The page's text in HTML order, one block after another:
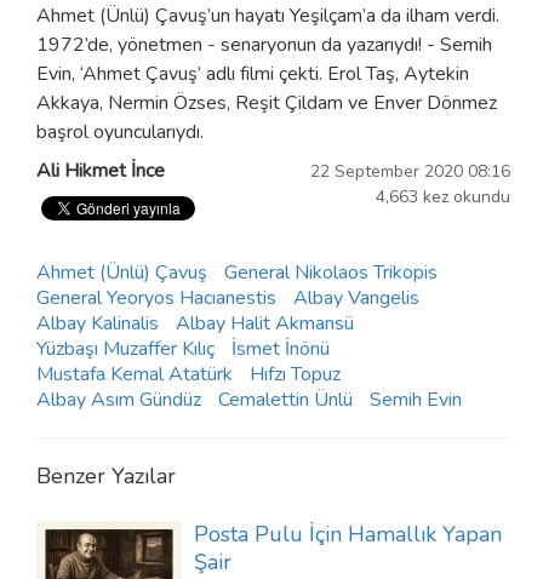
Ahmet (Ünlü) Çavuş’un hayatı Yeşilçam’a da ilham verdi.
1972’de, yönetmen - senaryonun da yazarıydı! - Semih
Evin, ‘Ahmet Çavuş’ adlı filmi çekti. Erol Taş, Aytekin
Akkaya, Nermin Özses, Reşit Çildam ve Enver Dönmez
başrol oyuncularıydı.
22 September 2020 08:16
4,663 kez okundu
Ali Hikmet İnce
Ahmet (Ünlü) Çavuş
General Nikolaos Trikopis
General Yeoryos Hacıanestis
Albay Vangelis
Albay Kalinalis
Albay Halit Akmansü
Yüzbaşı Muzaffer Kılıç
İsmet İnönü
Mustafa Kemal Atatürk
Hıfzı Topuz
Albay Asım Gündüz
Cemalettin Ünlü Semih Evin
Benzer Yazılar
Posta Pulu İçin Hamallık Yapan
Şair